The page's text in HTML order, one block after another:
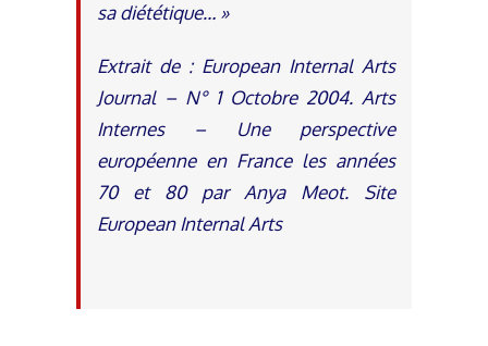
sa diététique… »
Extrait de : European Internal Arts
Journal – N° 1 Octobre 2004. Arts
Internes – Une perspective
européenne en France les années
70 et 80 par Anya Meot. Site
European Internal Arts